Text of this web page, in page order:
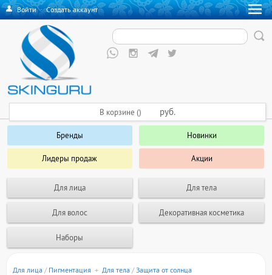
Войти·Создать аккаунт
Бренды Новинки
Лидеры продаж Акции
Для лица Для тела
Для волос Декоративная косметика
Наборы
В корзине () руб.
Для лица / Пигментация + Для тела /Защита от солнца